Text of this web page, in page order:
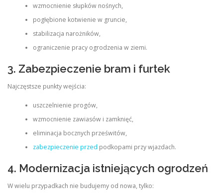
wzmocnienie słupków nośnych,
pogłębione kotwienie w gruncie,
stabilizacja narożników,
ograniczenie pracy ogrodzenia w ziemi.
3. Zabezpieczenie bram i furtek
Najczęstsze punkty wejścia:
uszczelnienie progów,
wzmocnienie zawiasów i zamknięć,
eliminacja bocznych prześwitów,
zabezpieczenie przed podkopami przy wjazdach.
4. Modernizacja istniejących ogrodzeń
W wielu przypadkach nie budujemy od nowa, tylko: